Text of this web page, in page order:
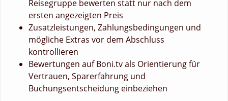
Reisegruppe bewerten statt nur nach dem
ersten angezeigten Preis
Zusatzleistungen, Zahlungsbedingungen und
mögliche Extras vor dem Abschluss
kontrollieren
Bewertungen auf Boni.tv als Orientierung für
Vertrauen, Sparerfahrung und
Buchungsentscheidung einbeziehen